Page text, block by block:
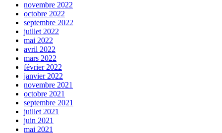
novembre 2022
octobre 2022
septembre 2022
juillet 2022
mai 2022
avril 2022
mars 2022
février 2022
janvier 2022
novembre 2021
octobre 2021
septembre 2021
juillet 2021
juin 2021
mai 2021